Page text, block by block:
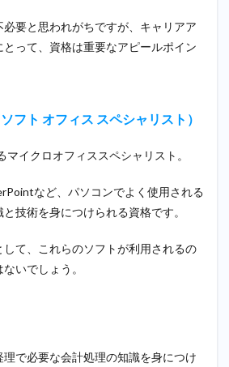
必要と思われがちですが、キャリアア
とって、資格は重要なアピールポイン
ト オフィス スペシャリスト）
イクロオフィススペシャリスト。
など、パソコンでよく使用される
技術を身につけられる資格です。
て、これらのソフトが利用されるの
いでしょう。
理で必要な会計処理の知識を身につけ